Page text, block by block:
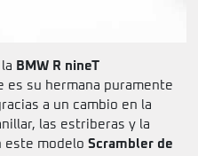
BMW R nineT
es su hermana puramente
a un cambio en la
las estriberas y la
este modelo Scrambler de